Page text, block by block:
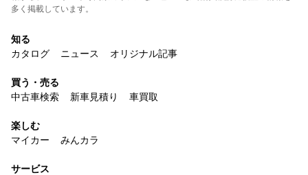
多く掲載しています。
知る
カタログ
ニュース オリジナル記事
買う・売る
中古車検索
新車見積り 車買取
楽しむ
マイカー
みんカラ
サービス